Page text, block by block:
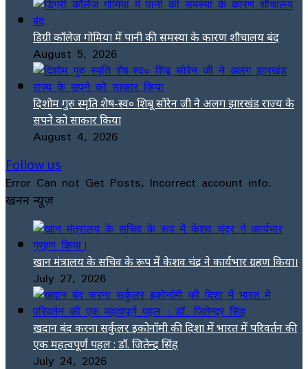
डिग्री कॉलेज गोमिया में पानी की समस्या के कारण शौचालय बंद
August 5, 2026
दिशोम गुरु स्मृति शेष-स्व० शिबू सोरेन जी ने अलग झारखंड राज्य के
सपने को साकार किया
August 4, 2026
Follow us
Error Can not Get Posts, Incorrect account info.
खनन न्यूज़
खान मंत्रालय के सचिव के रूप में केशव चंद्र ने कार्यभार ग्रहण किया।
July 27, 2026
खदान बंद करना सर्कुलर इकोनॉमी की दिशा में भारत में परिवर्तन की
एक महत्वपूर्ण पहल : डॉ. जितेन्द्र सिंह
July 24, 2026